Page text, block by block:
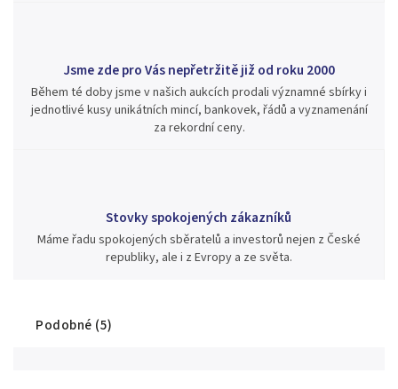
Jsme zde pro Vás nepřetržitě již od roku 2000
Během té doby jsme v našich aukcích prodali významné sbírky i
jednotlivé kusy unikátních mincí, bankovek, řádů a vyznamenání
za rekordní ceny.
Stovky spokojených zákazníků
Máme řadu spokojených sběratelů a investorů nejen z České
republiky, ale i z Evropy a ze světa.
Podobné (5)